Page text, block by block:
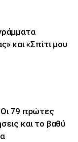
και «Σπίτι μου
79 πρώτες
και το βαθύ